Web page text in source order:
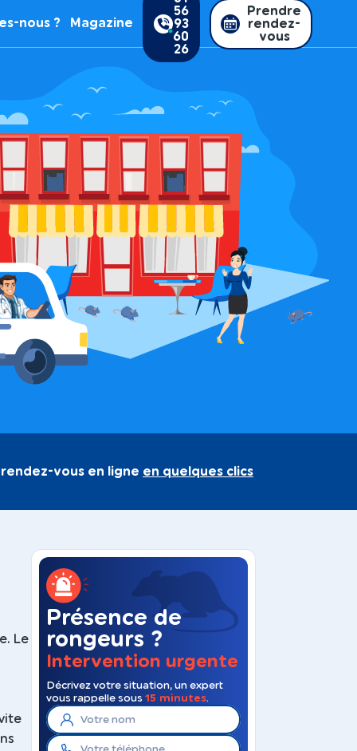
nous ? Magazine
56
93
60
26
Prendre
rendez-
vous
vous en ligne en quelques clics
Le
Présence de
rongeurs ?
Intervention urgente
Décrivez votre situation, un expert
vous rappelle sous 15 minutes.